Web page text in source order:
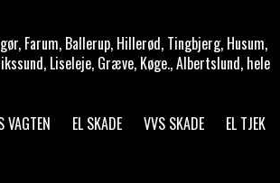
Farum, Ballerup, Hillerød, Tingbjerg, Husum,
Liseleje, Græve, Køge., Albertslund, hele
VAGTEN EL SKADE VVS SKADE
EL TJEK